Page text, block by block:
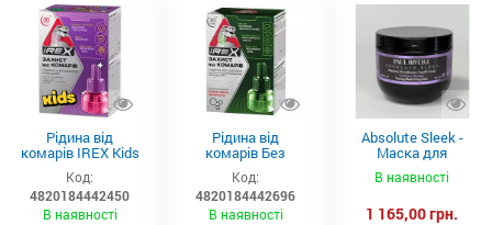
Рідина від
комарів IREX Kids
д/дітей (30 ночей),
20мл
Код:
4820184442450
В наявності
Рідина від
комарів Без
запаху IREX (30
ночей), 20мл
Код:
4820184442696
В наявності
Absolute Sleek -
Маска для
неслухняного
волосся 300 мл
В наявності
1 165,00 грн.